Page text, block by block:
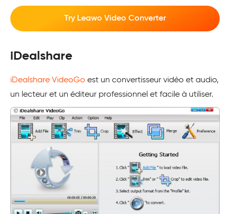
Try Leawo Video Converter
iDealshare
iDealshare VideoGo est un convertisseur vidéo et audio,
un lecteur et un éditeur professionnel et facile à utiliser.